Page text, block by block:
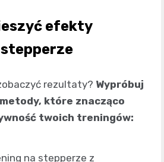
efekty
rezultaty? Wypróbuj
które znacząco
twoich treningów:
na stepperze z